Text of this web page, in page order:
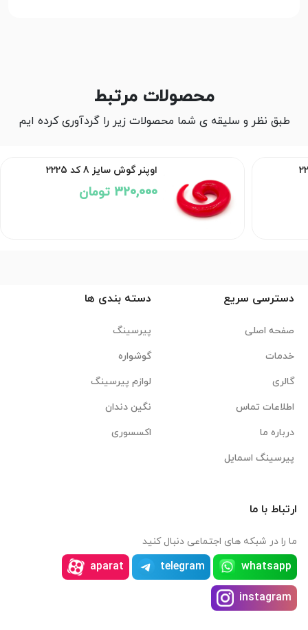
محصولات مرتبط
طبق نظر و سلیقه ی شما محصولات زیر را گردآوری کرده ایم
اوپنر گوش سایز 8 کد 2225
320,000 تومان
دسترسی سریع
صفحه اصلی
خدمات
گالری
اطلاعات تماس
درباره ما
پیرسینگ اسمایل
دسته بندی ها
پیرسینگ
گوشواره
لوازم پیرسینگ
نگین دندان
اکسسوری
ارتباط با ما
ما را در شبکه های اجتماعی دنبال کنید
whatsapp
telegram
aparat
instagram